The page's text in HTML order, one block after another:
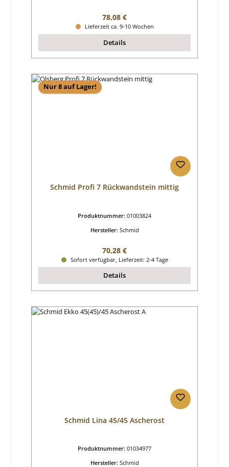
Regulärer Preis:
78,08 €
Lieferzeit ca. 9-10 Wochen
Details
Nur 8 auf Lager!
Schmid Profi 7 Rückwandstein mittig
Produktnummer: 01003824
Hersteller: Schmid
Regulärer Preis:
70,28 €
Sofort verfügbar, Lieferzeit: 2-4 Tage
Details
Schmid Lina 45/45 Ascherost
Produktnummer: 01034977
Hersteller: Schmid